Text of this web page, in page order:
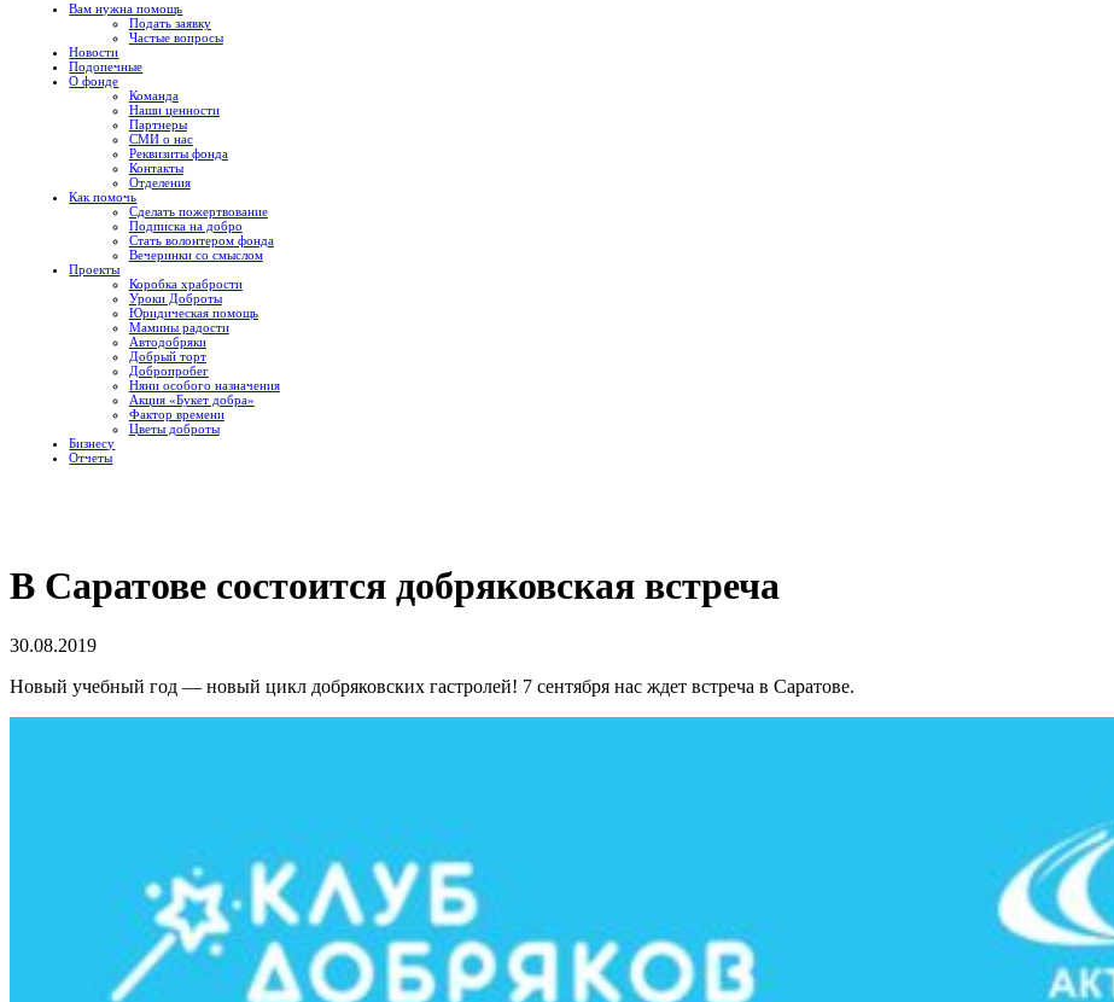
Вам нужна помощь
Подать заявку
Частые вопросы
Новости
Подопечные
О фонде
Команда
Наши ценности
Партнеры
СМИ о нас
Реквизиты фонда
Контакты
Отделения
Как помочь
Сделать пожертвование
Подписка на добро
Стать волонтером фонда
Вечеринки со смыслом
Проекты
Коробка храбрости
Уроки Доброты
Юридическая помощь
Мамины радости
Автодобряки
Добрый торт
Добропробег
Няни особого назначения
Акция «Букет добра»
Фактор времени
Цветы доброты
Бизнесу
Отчеты
В Саратове состоится добряковская встреча
30.08.2019
Новый учебный год — новый цикл добряковских гастролей! 7 сентября нас ждет встреча в Саратове.